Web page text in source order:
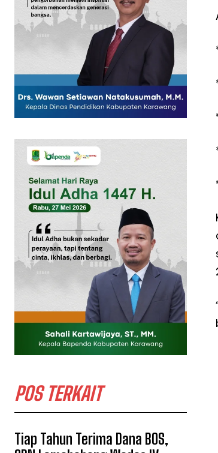
POS TERKAIT
Tiap Tahun Terima Dana BOS,